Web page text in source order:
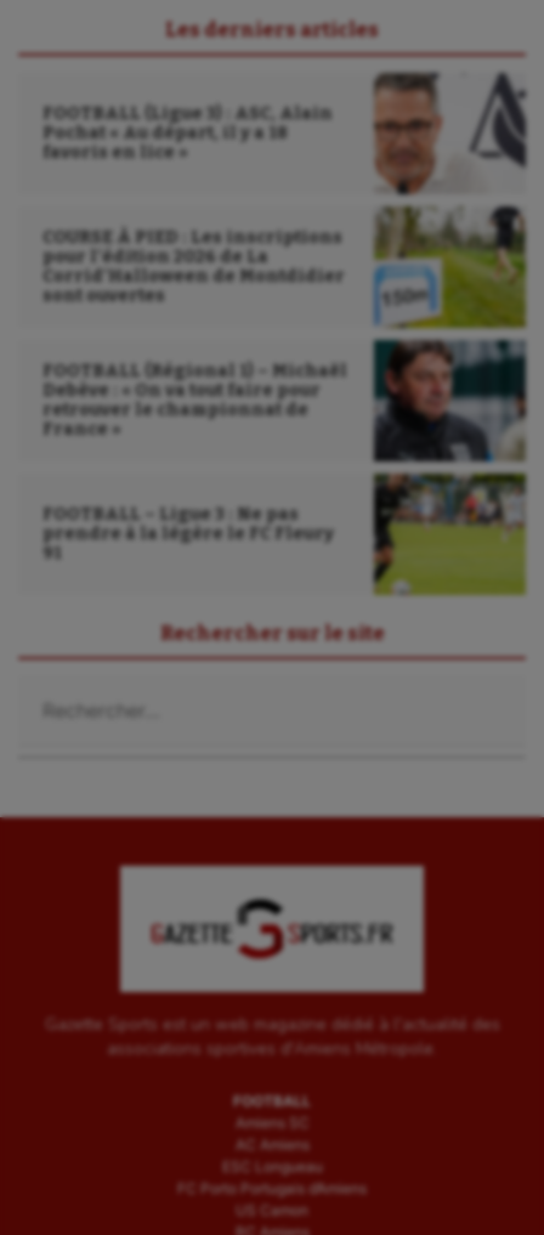
Les derniers articles
FOOTBALL (Ligue 3) : ASC, Alain
Pochat « Au départ, il y a 18
favoris en lice »
COURSE À PIED : Les inscriptions
pour l’édition 2026 de La
Corrid’Halloween de Montdidier
sont ouvertes
FOOTBALL (Régional 1) – Michaël
Debève : « On va tout faire pour
retrouver le championnat de
France »
FOOTBALL – Ligue 3 : Ne pas
prendre à la légère le FC Fleury
91
Rechercher sur le site
Gazette Sports est un web magazine dédié à l'actualité des
associations sportives d'Amiens Métropole.
FOOTBALL
Amiens SC
AC Amiens
ESC Longueau
FC Porto Portugais d’Amiens
US Camon